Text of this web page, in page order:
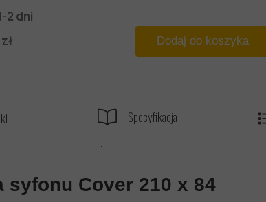
Specyfikacja
.
.
2 dni
Dodaj do koszyka
syfonu Cover 210 x 84